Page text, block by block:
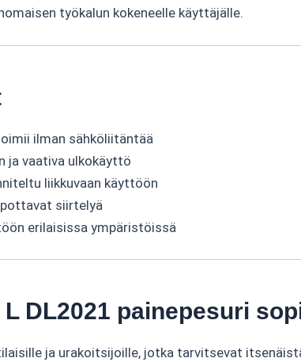
työkalun kokeneelle käyttäjälle.
ilman sähköliitäntää
ja vaativa ulkokäyttö
liikkuvaan käyttöön
siirtelyä
erilaisissa ympäristöissä
DL2021 painepesuri
ja urakoitsijoille, jotka tarvitsevat